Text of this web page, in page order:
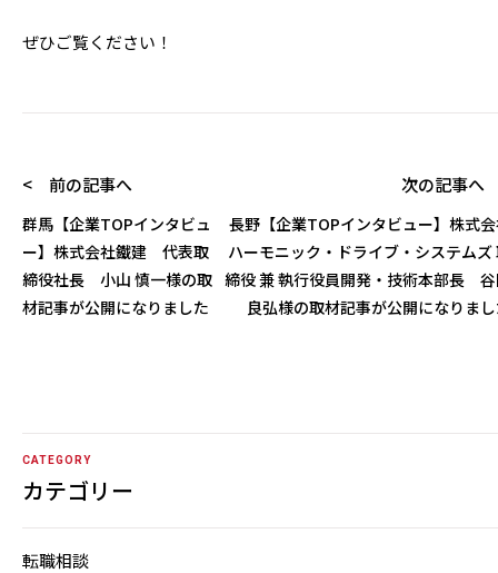
ぜひご覧ください！
< 前の記事へ
群馬【企業TOPインタビュ
ー】株式会社鐵建 代表取
締役社長 小山 慎一様の取
材記事が公開になりました
次の記事
長野【企業TOPインタビュー】株式
ハーモニック・ドライブ・システムズ
締役 兼 執行役員開発・技術本部長
良弘様の取材記事が公開になりま
CATEGORY
カテゴリー
転職相談